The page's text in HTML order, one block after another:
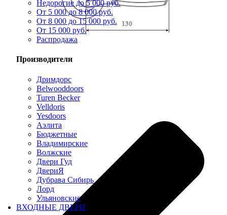
Недорогие до 5 000 руб.
От 5 000 до 8 000 руб.
От 8 000 до 15 000 руб.
От 15 000 руб.
Распродажа
Производители
Дримдорс
Belwooddoors
Turen Becker
Velldoris
Yesdoors
Аэлита
Бюджетные
Владимирские
Волжские
Двери Гуд
ДвериЯ
Дубрава Сибирь
Лорд
Ульяновские
ВХОДНЫЕ ДВЕРИ